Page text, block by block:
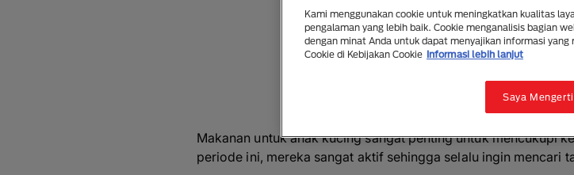
3 mins read | 28
Ringkas dengan AI
Makanan untuk anak kucing sangat penting untuk mencukupi
periode ini, mereka sangat aktif sehingga selalu ingin mencari
Kami menggunakan cookie untuk meningkatkan kualitas
pengalaman yang lebih baik. Cookie menganalisis bagian
dengan minat Anda untuk dapat menyajikan informasi yang
Cookie di Kebijakan Cookie Informasi lebih lanjut
Saya Mengerti